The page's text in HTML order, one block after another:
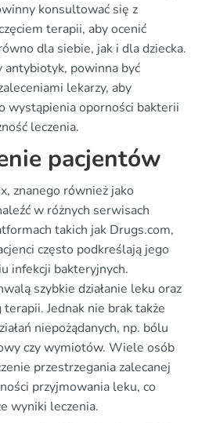
konsultować się z
terapii, aby ocenić
dla siebie, jak i dla dziecka.
antybiotyk, powinna być
lekarzy, aby
wystąpienia oporności bakterii
leczenia.
pacjentów
znanego również jako
w różnych serwisach
takich jak Drugs.com,
często podkreślają jego
infekcji bakteryjnych.
szybkie działanie leku oraz
Jednak nie brak także
niepożądanych, np. bólu
czy wymiotów. Wiele osób
przestrzegania zalecanej
przyjmowania leku, co
wyniki leczenia.